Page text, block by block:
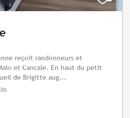
reçoit randonneurs et
et Cancale. En haut du petit
de Brigitte aug...